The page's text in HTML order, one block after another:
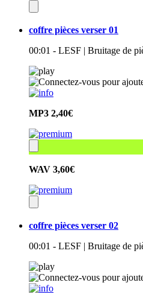
coffre pièces verser 01
00:01 - LESF | Bruitage de
MP3 2,40€
WAV 3,60€
coffre pièces verser 02
00:01 - LESF | Bruitage de